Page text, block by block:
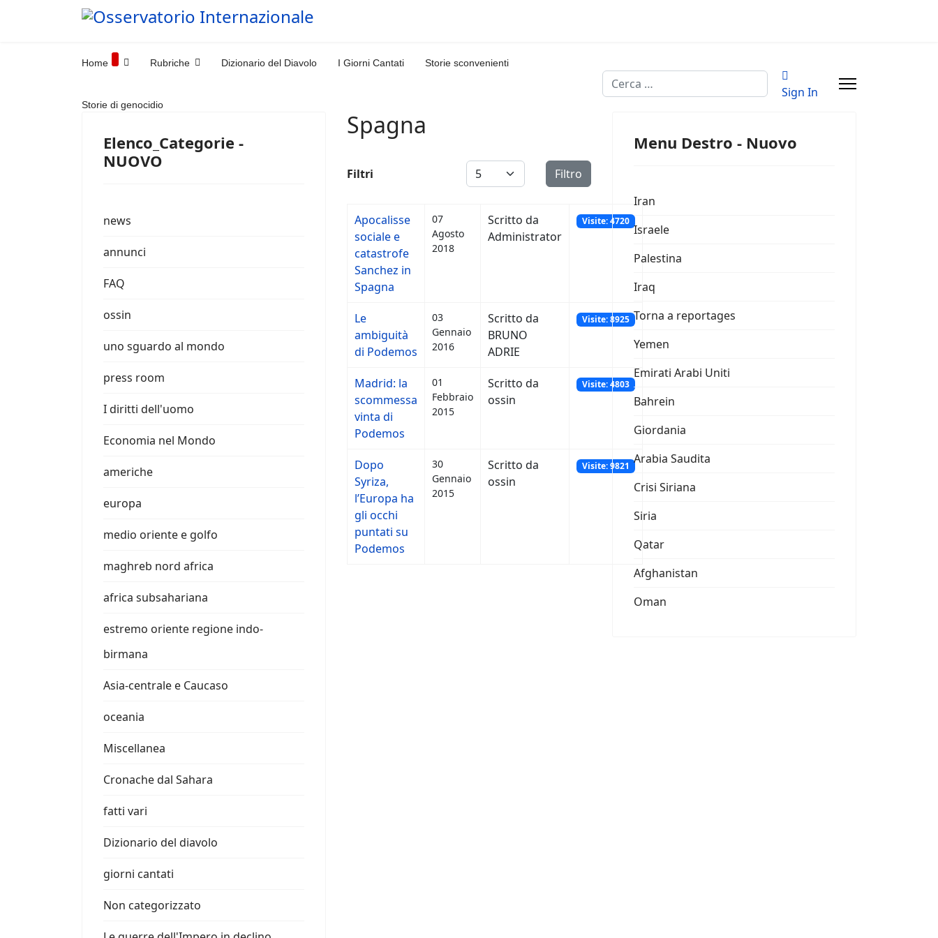
Home Rubriche Dizionario del Diavolo I Giorni Cantati Storie sconvenienti
Storie di genocidio
Cerca
Sign In
Elenco_Categorie -
NUOVO
news
annunci
FAQ
ossin
uno sguardo al mondo
press room
I diritti dell'uomo
Economia nel Mondo
americhe
europa
medio oriente e golfo
maghreb nord africa
africa subsahariana
estremo oriente regione indo-
birmana
Asia-centrale e Caucaso
oceania
Miscellanea
Cronache dal Sahara
fatti vari
Dizionario del diavolo
giorni cantati
Non categorizzato
Spagna
Filtri Visualizza # Filtro
Apocalisse
sociale e
catastrofe
Sanchez in
Spagna
07
Agosto
2018
Scritto da
Administrator
Visite: 4720
Le
ambiguità
di Podemos
03
Gennaio
2016
Scritto da
BRUNO
ADRIE
Visite: 8925
Madrid: la
scommessa
vinta di
Podemos
01
Febbraio
2015
Scritto da
ossin
Visite: 4803
Dopo
Syriza,
l’Europa ha
gli occhi
puntati su
Podemos
30
Gennaio
2015
Scritto da
ossin
Visite: 9821
Menu Destro - Nuovo
Iran
Israele
Palestina
Iraq
Torna a reportages
Yemen
Emirati Arabi Uniti
Bahrein
Giordania
Arabia Saudita
Crisi Siriana
Siria
Qatar
Afghanistan
Oman